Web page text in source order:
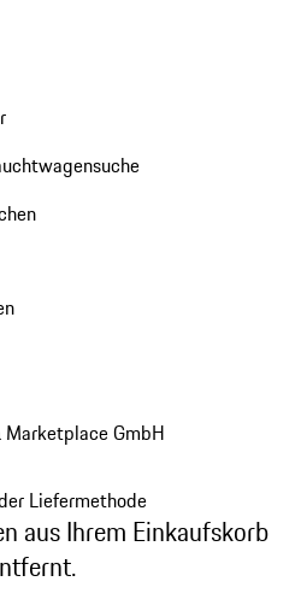
GmbH
Liefermethode
aus Ihrem Einkaufskorb